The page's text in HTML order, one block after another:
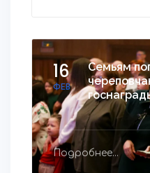
16
ФЕВ
Семьям
Подробнее...